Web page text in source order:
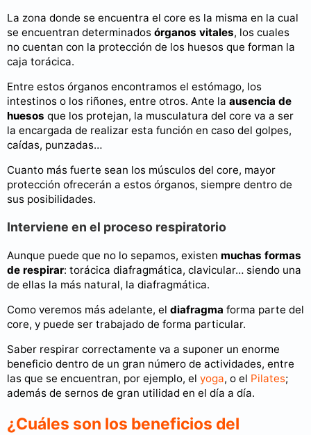
La zona donde se encuentra el core es la misma en la cual
se encuentran determinados órganos vitales, los cuales
no cuentan con la protección de los huesos que forman la
caja torácica.
Entre estos órganos encontramos el estómago, los
intestinos o los riñones, entre otros. Ante la ausencia de
huesos que los protejan, la musculatura del core va a ser
la encargada de realizar esta función en caso del golpes,
caídas, punzadas…
Cuanto más fuerte sean los músculos del core, mayor
protección ofrecerán a estos órganos, siempre dentro de
sus posibilidades.
Interviene en el proceso respiratorio
Aunque puede que no lo sepamos, existen muchas formas
de respirar: torácica diafragmática, clavicular… siendo una
de ellas la más natural, la diafragmática.
Como veremos más adelante, el diafragma forma parte del
core, y puede ser trabajado de forma particular.
Saber respirar correctamente va a suponer un enorme
beneficio dentro de un gran número de actividades, entre
las que se encuentran, por ejemplo, el yoga, o el Pilates;
además de sernos de gran utilidad en el día a día.
¿Cuáles son los beneficios del